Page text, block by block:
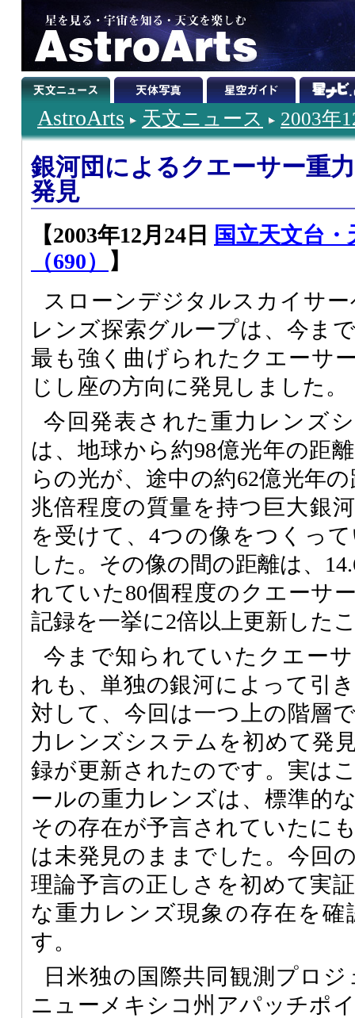
AstroArts 天文ニュース 2003年
銀河団によるクエーサー重
発見
【2003年12月24日
国立天文台
（690）
】
スローンデジタルスカイサ
レンズ探索グループは、今ま
最も強く曲げられたクエーサ
じし座の方向に発見しました。
今回発表された重力レンズシ
は、地球から約98億光年の距
らの光が、途中の約62億光年
兆倍程度の質量を持つ巨大銀
を受けて、4つの像をつくっ
した。その像の間の距離は、
れていた80個程度のクエーサ
記録を一挙に2倍以上更新した
今まで知られていたクエー
れも、単独の銀河によって引
対して、今回は一つ上の階層
力レンズシステムを初めて発
録が更新されたのです。実は
ールの重力レンズは、標準的
その存在が予言されていたに
は未発見のままでした。今回
理論予言の正しさを初めて実
な重力レンズ現象の存在を
す。
日米独の国際共同観測プロ
ニューメキシコ州アパッチポ